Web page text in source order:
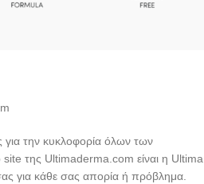
την κυκλοφορία όλων των
της Ultimaderma.com είναι η Ultima
για κάθε σας απορία ή πρόβλημα.